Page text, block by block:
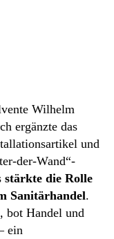
Wilhelm
ergänzte das
und
der-Wand“-
stärkte die Rolle
Sanitärhandel.
bot Handel und
ein